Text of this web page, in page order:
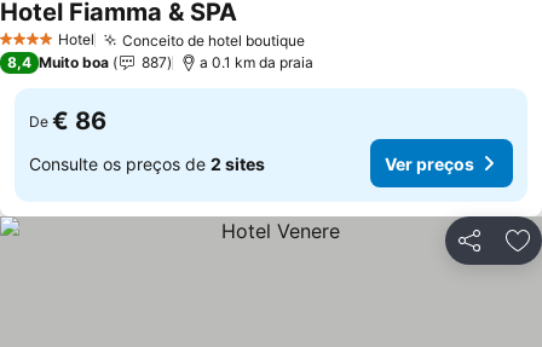
4 EstrelasHotel Conceito de hotel boutiqueVer preços
Hotel Fiamma & SPAVer preços
8,4 Muito boa 887 a 0.1 km da praia
De € 86
Consulte os preços de 2 sites Ver preços
Partilhar